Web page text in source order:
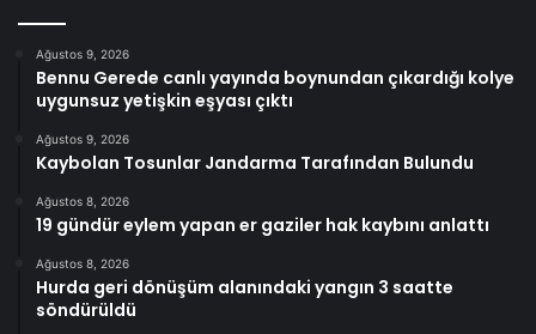
Ağustos 9, 2026
Bennu Gerede canlı yayında boynundan çıkardığı kolye
uygunsuz yetişkin eşyası çıktı
Ağustos 9, 2026
Kaybolan Tosunlar Jandarma Tarafından Bulundu
Ağustos 8, 2026
19 gündür eylem yapan er gaziler hak kaybını anlattı
Ağustos 8, 2026
Hurda geri dönüşüm alanındaki yangın 3 saatte
söndürüldü